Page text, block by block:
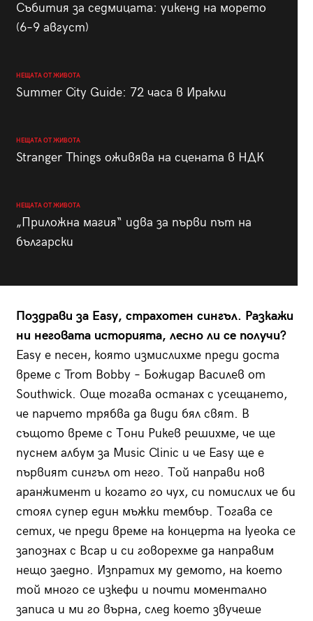
Събития за седмицата: уикенд на морето
(6–9 август)
НЕЩАТА ОТ ЖИВОТА
Summer City Guide: 72 часа в Иракли
НЕЩАТА ОТ ЖИВОТА
Stranger Things оживява на сцената в НДК
НЕЩАТА ОТ ЖИВОТА
„Приложна магия“ идва за първи път на
български
Поздрави за Easy, страхотен сингъл. Разкажи
ни неговата историята, лесно ли се получи?
Easy е песен, която измислихме преди доста
време с Trom Bobby – Божидар Василев от
Southwick. Още тогава останах с усещането,
че парчето трябва да види бял свят. В
същото време с Тони Рикев решихме, че ще
пуснем албум за Music Clinic и че Easy ще е
първият сингъл от него. Той направи нов
аранжимент и когато го чух, си помислих че би
стоя­л супер един мъжки тембър. Тогава се
сетих, че преди време на концерта на Iyeoka се
запознах с Bcap и си говорехме да направим
нещо заедно. Изпратих му демото, на което
той много се изкефи и почти моментално
записа и ми го върна, след което звучеше